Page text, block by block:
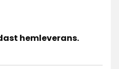
hemleverans.